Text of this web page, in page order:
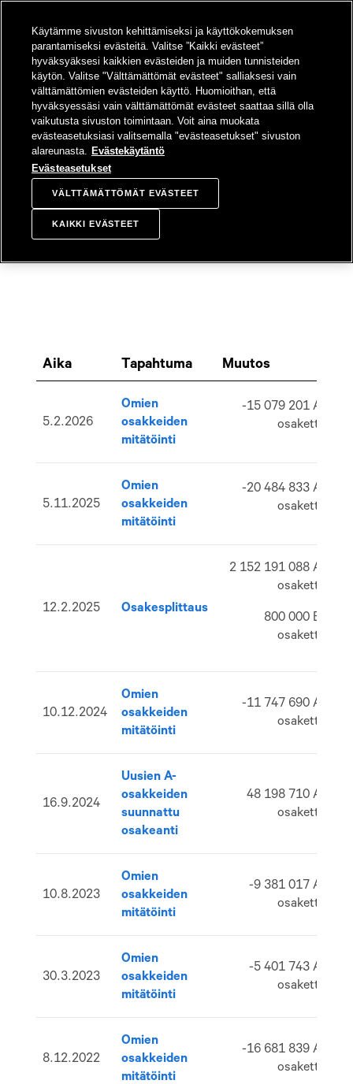
SISÄLTÖÖNAvaa valikko Sampo-
Osakemäärän kehitys
Sampo Oyj:n osakesarjoissa
vuodesta 2008 lähtien tapahtuneet
muutokset.
Aika Tapahtuma Muutos
5.2.2026
Omien
osakkeiden
mitätöinti
-15 079 201 A-
osaketta
5.11.2025
Omien
osakkeiden
mitätöinti
-20 484 833 A-
osaketta
12.2.2025 Osakesplittaus
2 152 191 088 A-
osaketta
800 000 B-
osaketta
10.12.2024
Omien
osakkeiden
mitätöinti
-11 747 690 A-
osaketta
16.9.2024
Uusien A-
osakkeiden
suunnattu
osakeanti
48 198 710 A-
osaketta
10.8.2023
Omien
osakkeiden
mitätöinti
-9 381 017 A-
osaketta
30.3.2023
Omien
osakkeiden
mitätöinti
-5 401 743 A-
osaketta
8.12.2022
Omien
osakkeiden
mitätöinti
-16 681 839 A-
osaketta
Käytämme sivuston kehittämiseksi ja käyttökokemuksen
parantamiseksi evästeitä. Valitse ”Kaikki evästeet”
hyväksyäksesi kaikkien evästeiden ja muiden tunnisteiden
käytön. Valitse "Välttämättömät evästeet" salliaksesi vain
välttämättömien evästeiden käyttö. Huomioithan, että
hyväksyessäsi vain välttämättömät evästeet saattaa sillä olla
vaikutusta sivuston toimintaan. Voit aina muokata
evästeasetuksiasi valitsemalla "evästeasetukset" sivuston
alareunasta. Evästekäytäntö
Evästeasetukset
VÄLTTÄMÄTTÖMÄT EVÄSTEET
KAIKKI EVÄSTEET